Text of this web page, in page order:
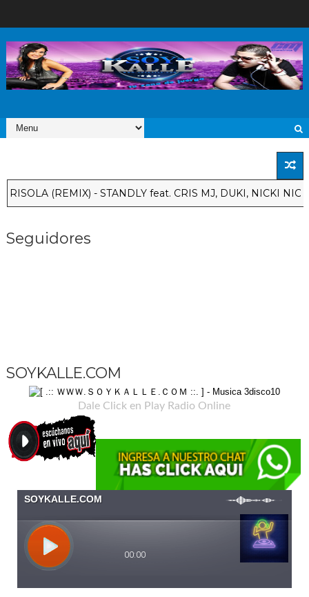
(REMIX) - STANDLY feat. CRIS MJ, DUKI, NICKI
Seguidores
SOYKALLE.COM
Dale Click en Play Radio Online